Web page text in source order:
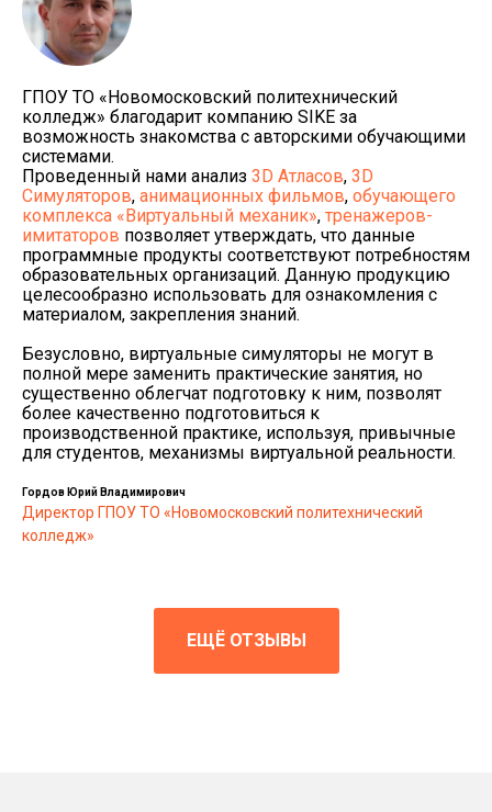
ГПОУ ТО «Новомосковский политехнический
колледж» благодарит компанию SIKE за
возможность знакомства с авторскими обучающими
системами.
Проведенный нами анализ 3D Атласов, 3D
Симуляторов, анимационных фильмов, обучающего
комплекса «Виртуальный механик», тренажеров-
имитаторов позволяет утверждать, что данные
программные продукты соответствуют потребностям
образовательных организаций. Данную продукцию
целесообразно использовать для ознакомления с
материалом, закрепления знаний.
Безусловно, виртуальные симуляторы не могут в
полной мере заменить практические занятия, но
существенно облегчат подготовку к ним, позволят
более качественно подготовиться к
производственной практике, используя, привычные
для студентов, механизмы виртуальной реальности.
Гордов Юрий Владимирович
Директор ГПОУ ТО «Новомосковский политехнический
колледж»
ЕЩЁ ОТЗЫВЫ